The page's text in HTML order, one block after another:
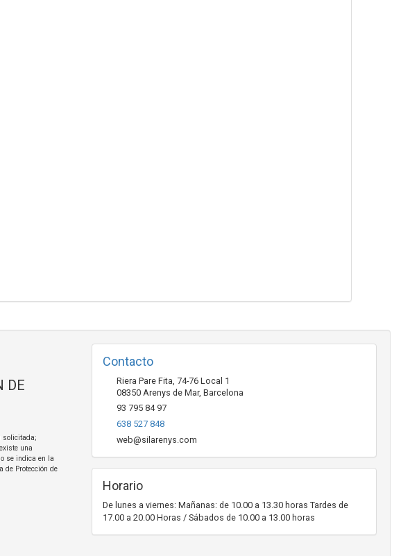
DE
solicitada;
una
se indica en la
de Protección de
Contacto
Riera Pare Fita, 74-76 Local 1
08350 Arenys de Mar, Barcelona
93 795 84 97
638 527 848
web@silarenys.com
Horario
De lunes a viernes: Mañanas: de 10.00 a 13.30 horas Tardes de
17.00 a 20.00 Horas / Sábados de 10.00 a 13.00 horas